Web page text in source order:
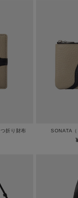
折り財布 SONATA